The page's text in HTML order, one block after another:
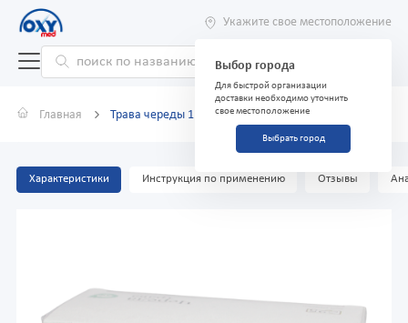
Укажите свое местоположение
Выбор города
Для быстрой организации
доставки необходимо уточнить
свое местоположение
Выбрать город
Главная Трава череды 1 г №25
Характеристики Инструкция по применению Отзывы